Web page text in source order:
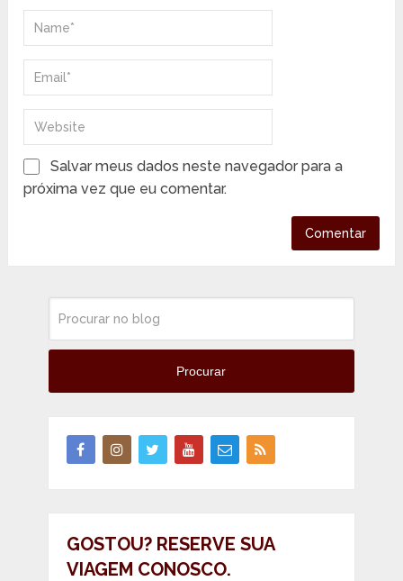
Salvar meus dados neste navegador para a
próxima vez que eu comentar.
Procurar
GOSTOU? RESERVE SUA
VIAGEM CONOSCO.